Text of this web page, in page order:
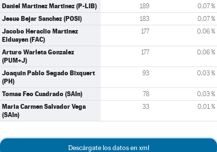
Daniel Martinez Martinez (P-LIB) 189 0,07 %
Jesus Bejar Sanchez (POSI) 183 0,07 %
Jacobo Heraclio Martinez
Elduayen (FAC)
177 0,06 %
Arturo Warleta Gonzalez
(PUM+J)
177 0,06 %
Joaquin Pablo Segado Bixquert
(PH)
93 0,03 %
Tomas Feo Cuadrado (SAIn) 78 0,03 %
Maria Carmen Salvador Vega
(SAIn)
33 0,01 %
Descárgate los datos en xml